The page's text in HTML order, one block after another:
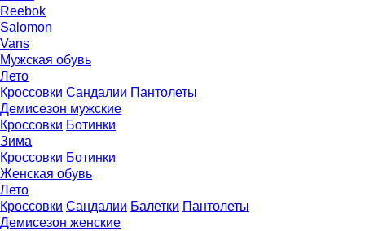
Reebok
Salomon
Vans
Мужская обувь
Лето
Кроссовки Сандалии Пантолеты
Демисезон мужские
Кроссовки Ботинки
Зима
Кроссовки Ботинки
Женская обувь
Лето
Кроссовки Сандалии Балетки Пантолеты
Демисезон женские